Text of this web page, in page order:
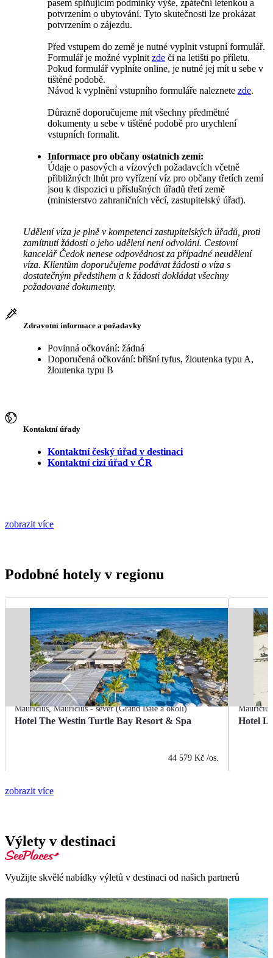
pasem splňujícím podmínky výše, zpáteční letenkou a
potvrzením o ubytování. Tyto skutečnosti lze prokázat
potvrzením o zájezdu.
Před vstupem do země je nutné vyplnit vstupní formulář.
Formulář je možné vyplnit zde či na letišti po příletu.
Pokud formulář vyplníte online, je nutné jej mít u sebe v
tištěné podobě.
Návod k vyplnění vstupního formuláře naleznete zde.
Důrazně doporučujeme mít všechny předmětné
dokumenty u sebe v tištěné podobě pro urychlení
vstupních formalit.
Informace pro občany ostatních zemí:
Údaje o pasových a vízových požadavcích včetně
přibližných lhůt pro vyřízení víz pro občany třetích zemí
jsou k dispozici u příslušných úřadů třetí země
(ministerstvo zahraničních věcí, zastupitelský úřad).
Udělení víza je plně v kompetenci zastupitelských úřadů, proti
zamítnutí žádosti o jeho udělení není odvolání. Cestovní
kancelář Čedok nenese odpovědnost za případné neudělení
víza. Klientům doporučujeme podávat žádosti o víza s
dostatečným předstihem a k žádosti dokládat všechny
požadované dokumenty.
Zdravotní informace a požadavky
Povinná očkování: žádná
Doporučená očkování: břišní tyfus, žloutenka typu A,
žloutenka typu B
Kontaktní úřady
Kontaktní český úřad v destinaci
Kontaktní cizí úřad v ČR
zobrazit více
Podobné hotely v regionu
Mauricius,Mauricius - sever (Grand Baie a okolí)
Hotel The Westin Turtle Bay Resort & Spa
44 579 Kč /os.
Mauricius
Hotel
zobrazit více
Výlety v destinaci
Využijte skvělé nabídky výletů v destinaci od našich partnerů